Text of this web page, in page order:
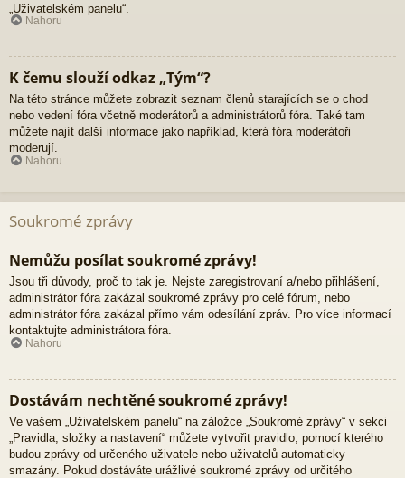
„Uživatelském panelu“.
Nahoru
K čemu slouží odkaz „Tým“?
Na této stránce můžete zobrazit seznam členů starajících se o chod
nebo vedení fóra včetně moderátorů a administrátorů fóra. Také tam
můžete najít další informace jako například, která fóra moderátoři
moderují.
Nahoru
Soukromé zprávy
Nemůžu posílat soukromé zprávy!
Jsou tři důvody, proč to tak je. Nejste zaregistrovaní a/nebo přihlášení,
administrátor fóra zakázal soukromé zprávy pro celé fórum, nebo
administrátor fóra zakázal přímo vám odesílání zpráv. Pro více informací
kontaktujte administrátora fóra.
Nahoru
Dostávám nechtěné soukromé zprávy!
Ve vašem „Uživatelském panelu“ na záložce „Soukromé zprávy“ v sekci
„Pravidla, složky a nastavení“ můžete vytvořit pravidlo, pomocí kterého
budou zprávy od určeného uživatele nebo uživatelů automaticky
smazány. Pokud dostáváte urážlivé soukromé zprávy od určitého